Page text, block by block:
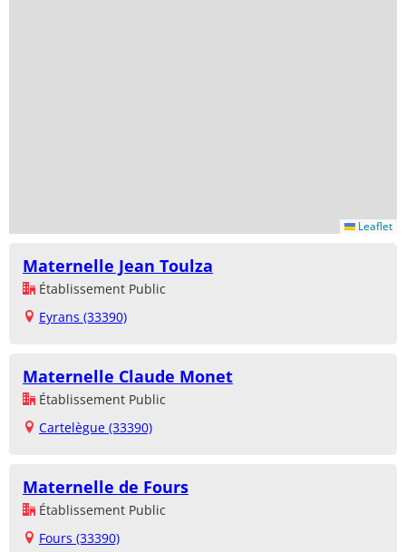
Leaflet
Maternelle Jean Toulza
Établissement Public
Eyrans (33390)
Maternelle Claude Monet
Établissement Public
Cartelègue (33390)
Maternelle de Fours
Établissement Public
Fours (33390)